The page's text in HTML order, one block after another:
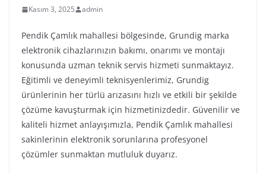
Kasım 3, 2025 admin
Pendik Çamlık mahallesi bölgesinde, Grundig marka
elektronik cihazlarınızın bakımı, onarımı ve montajı
konusunda uzman teknik servis hizmeti sunmaktayız.
Eğitimli ve deneyimli teknisyenlerimiz, Grundig
ürünlerinin her türlü arızasını hızlı ve etkili bir şekilde
çözüme kavuşturmak için hizmetinizdedir. Güvenilir ve
kaliteli hizmet anlayışımızla, Pendik Çamlık mahallesi
sakinlerinin elektronik sorunlarına profesyonel
çözümler sunmaktan mutluluk duyarız.